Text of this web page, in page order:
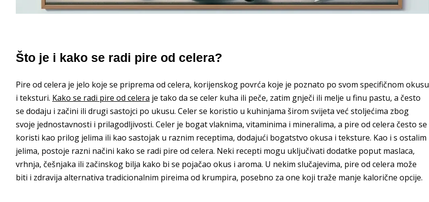
Što je i kako se radi pire od celera?
Pire od celera je jelo koje se priprema od celera, korijenskog povrća koje je poznato po svom specifičnom okusu
i teksturi. Kako se radi pire od celera je tako da se celer kuha ili peče, zatim gnječi ili melje u finu pastu, a često
se dodaju i začini ili drugi sastojci po ukusu. Celer se koristio u kuhinjama širom svijeta već stoljećima zbog
svoje jednostavnosti i prilagodljivosti. Celer je bogat vlaknima, vitaminima i mineralima, a pire od celera često se
koristi kao prilog jelima ili kao sastojak u raznim receptima, dodajući bogatstvo okusa i teksture. Kao i s ostalim
jelima, postoje razni načini kako se radi pire od celera. Neki recepti mogu uključivati dodatke poput maslaca,
vrhnja, češnjaka ili začinskog bilja kako bi se pojačao okus i aroma. U nekim slučajevima, pire od celera može
biti i zdravija alternativa tradicionalnim pireima od krumpira, posebno za one koji traže manje kalorične opcije.